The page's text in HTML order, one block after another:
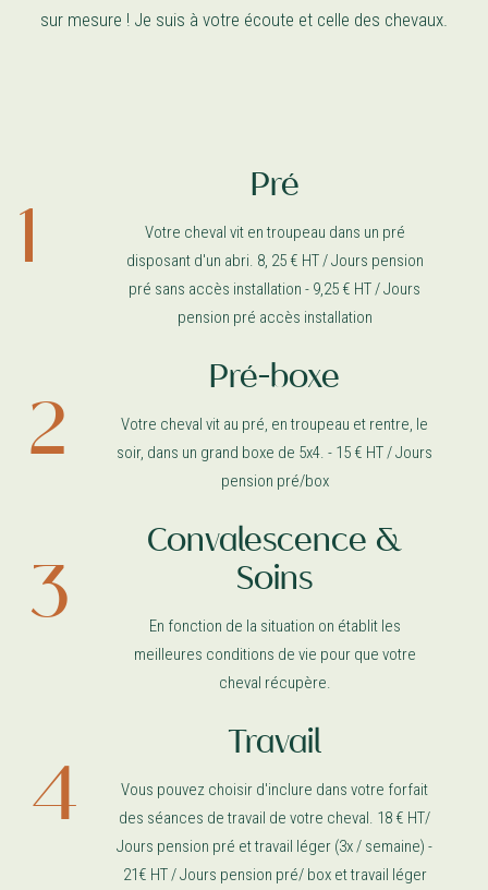
sur mesure ! Je suis à votre écoute et celle des chevaux.
Pré
Votre cheval vit en troupeau dans un pré
disposant d'un abri. 8, 25 € HT / Jours pension
pré sans accès installation - 9,25 € HT / Jours
pension pré accès installation
Pré-boxe
Votre cheval vit au pré, en troupeau et rentre, le
soir, dans un grand boxe de 5x4. - 15 € HT / Jours
pension pré/box
Convalescence &
Soins
En fonction de la situation on établit les
meilleures conditions de vie pour que votre
cheval récupère.
Travail
Vous pouvez choisir d'inclure dans votre forfait
des séances de travail de votre cheval. 18 € HT/
Jours pension pré et travail léger (3x / semaine) -
21€ HT / Jours pension pré/ box et travail léger